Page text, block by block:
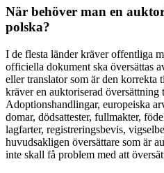
När behöver man en
polska?
I de flesta länder kräver offentliga
officiella dokument ska översättas
eller translator som är den
kräver en auktoriserad översättning
Adoptionshandlingar, europeiska
domar, dödsattester, fullmakter,
lagfarter, registreringsbevis,
huvudsakligen översättare som är
inte skall få problem med att